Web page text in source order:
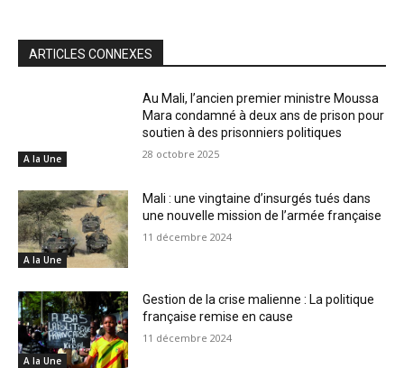
ARTICLES CONNEXES
A la Une
Au Mali, l’ancien premier ministre Moussa
Mara condamné à deux ans de prison pour
soutien à des prisonniers politiques
28 octobre 2025
A la Une
Mali : une vingtaine d’insurgés tués dans
une nouvelle mission de l’armée française
11 décembre 2024
A la Une
Gestion de la crise malienne : La politique
française remise en cause
11 décembre 2024